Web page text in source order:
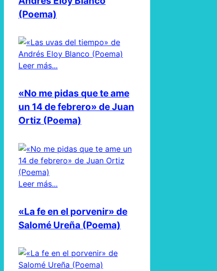
(Poema)
Leer más...
«No me pidas que te ame
un 14 de febrero» de Juan
Ortiz (Poema)
Leer más...
«La fe en el porvenir» de
Salomé Ureña (Poema)